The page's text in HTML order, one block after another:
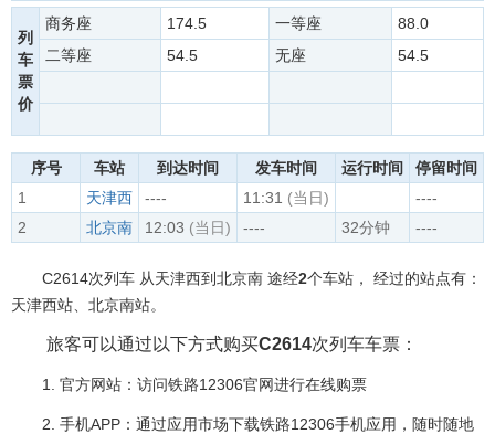
列
车
票
价
商务座 174.5 一等座
88.0
二等座
54.5 无座 54.5
序号 车站 到达时间 发车时间 运行时间
停留时间
1
天津西 ---- 11:31 (当日)
----
2
北京南 12:03 (当日) ---- 32分钟 ----
C2614次列车 从天津西到北京南 途经2个车站， 经过的站点有：
天津西站、北京南站。
旅客可以通过以下方式购买C2614次列车车票：
1. 官方网站：访问铁路12306官网进行在线购票
2. 手机APP：通过应用市场下载铁路12306手机应用，随时随地